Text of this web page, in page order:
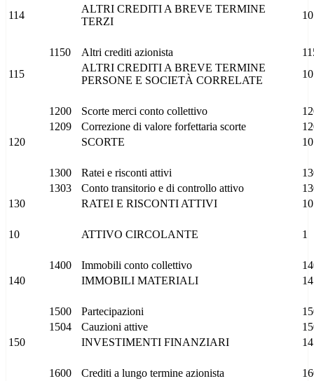
114
ALTRI CREDITI A BREVE TERMINE
TERZI
10
1150 Altri crediti azionista
115
ALTRI CREDITI A BREVE TERMINE
PERSONE E SOCIETÀ CORRELATE
10
1200 Scorte merci conto collettivo
1209
Correzione di valore forfettaria scorte
120
SCORTE 10
1300 Ratei e risconti attivi
1303
Conto transitorio e di controllo attivo
130
RATEI E RISCONTI ATTIVI 10
10 ATTIVO CIRCOLANTE 1
1400 Immobili conto collettivo
140
IMMOBILI MATERIALI 14
1500 Partecipazioni
1504
Cauzioni attive
150
INVESTIMENTI FINANZIARI 14
1600 Crediti a lungo termine azionista